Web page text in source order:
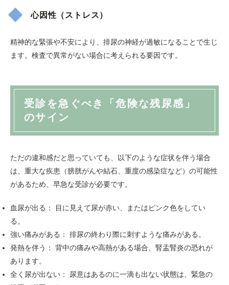
心因性（ストレス）
精神的な緊張や不安により、排尿の神経が過敏になることで生じ
ます。検査で異常がない場合に考えられる要因です。
受診を急ぐべき「危険な残尿感」
のサイン
ただの違和感だと思っていても、以下のような症状を伴う場合
は、重大な疾患（膀胱がんや結石、重度の感染症など）の可能性
があるため、早急な受診が必要です。
血尿が出る： 目に見えて尿が赤い、またはピンク色をしてい
る。
強い痛みがある： 排尿の終わり際に刺すような痛みがある。
発熱を伴う： 背中の痛みや高熱がある場合、腎盂腎炎の恐れが
あります。
全く尿が出ない： 尿意はあるのに一滴も出ない状態は、緊急の